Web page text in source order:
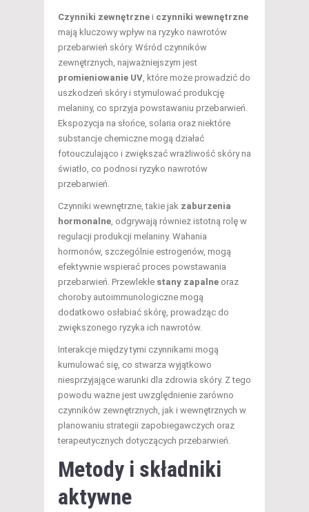
Czynniki zewnętrzne i czynniki wewnętrzne
mają kluczowy wpływ na ryzyko nawrotów
przebarwień skóry. Wśród czynników
zewnętrznych, najważniejszym jest
promieniowanie UV, które może prowadzić do
uszkodzeń skóry i stymulować produkcję
melaniny, co sprzyja powstawaniu przebarwień.
Ekspozycja na słońce, solaria oraz niektóre
substancje chemiczne mogą działać
fotouczulająco i zwiększać wrażliwość skóry na
światło, co podnosi ryzyko nawrotów
przebarwień.
Czynniki wewnętrzne, takie jak zaburzenia
hormonalne, odgrywają również istotną rolę w
regulacji produkcji melaniny. Wahania
hormonów, szczególnie estrogenów, mogą
efektywnie wspierać proces powstawania
przebarwień. Przewlekłe stany zapalne oraz
choroby autoimmunologiczne mogą
dodatkowo osłabiać skórę, prowadząc do
zwiększonego ryzyka ich nawrotów.
Interakcje między tymi czynnikami mogą
kumulować się, co stwarza wyjątkowo
niesprzyjające warunki dla zdrowia skóry. Z tego
powodu ważne jest uwzględnienie zarówno
czynników zewnętrznych, jak i wewnętrznych w
planowaniu strategii zapobiegawczych oraz
terapeutycznych dotyczących przebarwień.
Metody i składniki
aktywne